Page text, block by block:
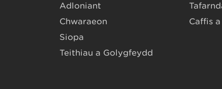
Adloniant
Chwaraeon
Siopa
Teithiau a Golygfeydd
Caffis